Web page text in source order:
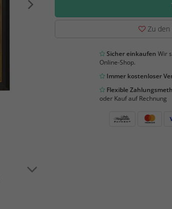
Zu den
Sicher einkaufen Wir
Online-Shop.
Immer kostenloser
Flexible
oder Kauf auf Rechnung